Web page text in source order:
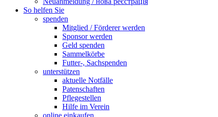
So helfen Sie
spenden
Mitglied / Förderer werden
Sponsor werden
Geld spenden
Sammelkörbe
Futter-, Sachspenden
unterstützen
aktuelle Notfälle
Patenschaften
Pflegestellen
Hilfe im Verein